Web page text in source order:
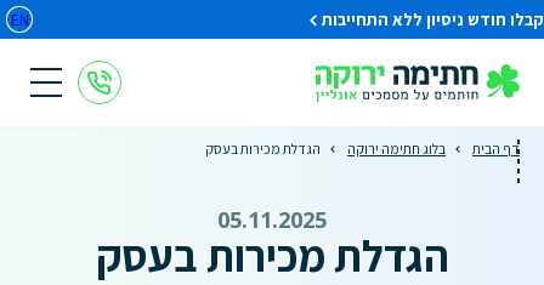
קבלו חודש ניסיון ללא התחייבות EN
דף הבית בלוג חתימה ירוקה הגדלת מכירות בעסק
05.11.2025
הגדלת מכירות בעסק